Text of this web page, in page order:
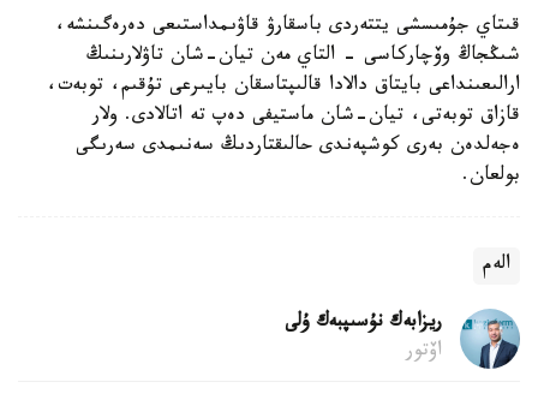
قىتاي جۇمىسشى يتتەردى باسقارۋ قاۋىمداستىعى دەرەگىنشە،
شىڭجاڭ وۆچاركاسى - التاي مەن تيان-شان تاۋلارىنىڭ
ارالىعىنداعى بايتاق دالادا قالىپتاسقان بايىرعى تۇقىم، توبەت،
قازاق توبەتى، تيان-شان ماستيفى دەپ تە اتالادى. ولار
ەجەلدەن بەرى كوشپەندى حالىقتاردىڭ سەنىمدى سەرىگى
بولعان.
الەم
ريزابەك نۇسىپبەك ۇلى
اۆتور